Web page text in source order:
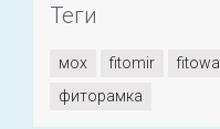
Теги
мох fitomir fitowall
фиторамка